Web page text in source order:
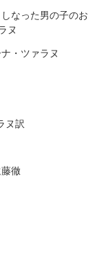
なった男の子のお
ヌ
・ツァラヌ
ヌ訳
徹